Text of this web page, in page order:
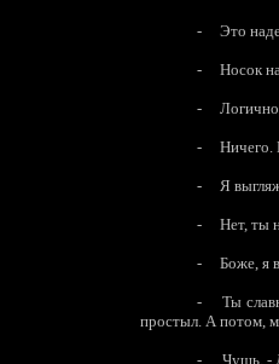
- Это
- Носок
-
- Ничего.
- Я
- Нет, ты
- Боже, я
-
Ты
простыл. А потом,
-
Чушь, -